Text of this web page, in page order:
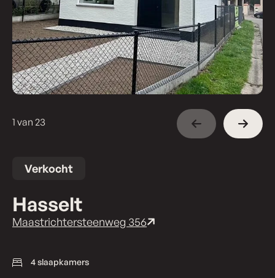
Verkocht
Hasselt
Maastrichtersteenweg 356
4 slaapkamers
1 van 23